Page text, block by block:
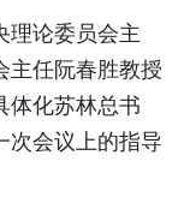
理论委员会主
主任阮春胜教授
体化苏林总书
次会议上的指导